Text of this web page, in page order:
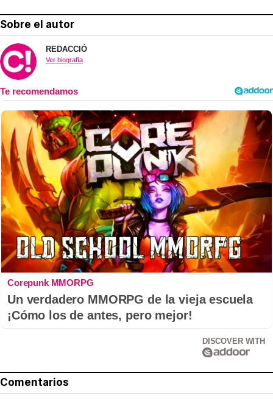
Sobre el autor
REDACCIÓ
Ver biografía
Corepunk MMORPG
Un verdadero MMORPG de la vieja escuela
¡Cómo los de antes, pero mejor!
DISCOVER WITH
Comentarios